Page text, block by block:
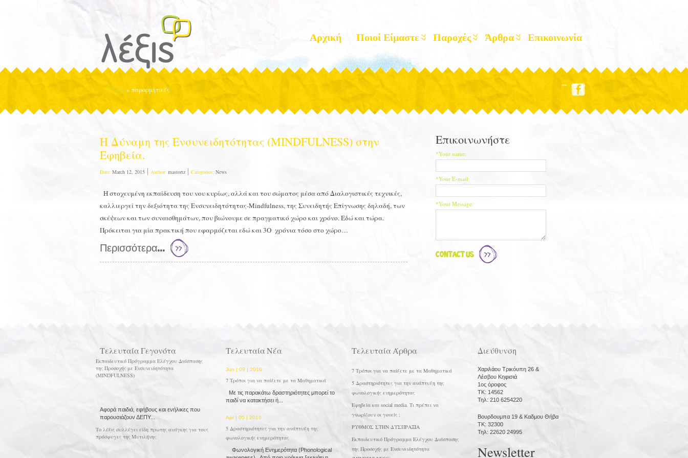
Αρχική Ποιοί Είμαστε Παροχές Άρθρα Επικοινωνία
Home»παρορμητικές
Η Δύναμη της Ενσυνειδητότητας (MINDFULNESS) στην
Εφηβεία.
Date: March 12, 2015 Author: mastortz Categories: News
Η στοχευμένη εκπαίδευση του νου κυρίως, αλλά και του σώματος μέσα από Διαλογιστικές τεχνικές,
καλλιεργεί την δεξιότητα της Ενσυνειδητότητας-Mindfulness, της Συνειδητής Επίγνωσης δηλαδή, των
σκέψεων και των συναισθημάτων, που βιώνουμε σε πραγματικό χώρο και χρόνο. Εδώ και τώρα.
Πρόκειται για μία πρακτική που εφαρμόζεται εδώ και 3O χρόνια τόσο στο χώρο…
Περισσότερα...
Επικοινωνήστε
*Your name:
*Your E-mail:
*Your Message:
Contact Us
Τελευταία Γεγονότα
Εκπαιδευτικό Πρόγραμμα Ελέγχου Διάσπασης
της Προσοχής με Ενσυνειδητότητα
(MINDFULNESS)
Αφορά παιδιά, εφήβους και ενήλικες που
παρουσιάζουν ΔΕΠΥ...
Το λέξις συλλέγει είδη πρωτης ανάγκης για τους
πρόσφυγες της Μυτιλήνης
Τελευταία Νέα
Jun | 09 | 2016
7 Τρόποι για να παίξετε με τα Μαθηματικά
Με τις παρακάτω δραστηριότητες μπορεί το
παιδί να κατακτήσει ή...
Apr | 05 | 2016
5 Δραστηριότητες για την ανάπτυξη της
φωνολογικής ενημερότητας
Φωνολογική Ενημερότητα (Phonological
Τελευταία Άρθρα
7 Τρόποι για να παίξετε με τα Μαθηματικά
5 Δραστηριότητες για την ανάπτυξη της
φωνολογικής ενημερότητας
Εφηβεία και social media. Τι πρέπει να
γνωρίζουν οι γονείς ;
ΡΥΘΜΟΣ ΣΤΗΝ ΔΥΣΠΡΑΞΙΑ
Εκπαιδευτικό Πρόγραμμα Ελέγχου Διάσπασης
της Προσοχής με Ενσυνειδητότητα
Διεύθυνση
Χαριλάου Τρικόυπη 26 &
Λέσβου Κηφισιά
1ος όροφος
ΤΚ: 14562
Τηλ: 210 6254220
Βουρδουμπα 19 & Καδμου Θήβα
ΤΚ: 32300
Τηλ: 22620 24995
Newsletter